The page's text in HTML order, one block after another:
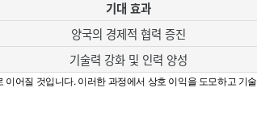
기대 효과
양국의 경제적 협력 증진
기술력 강화 및 인력 양성
어질 것입니다. 이러한 과정에서 상호 이익을 도모하고 기술